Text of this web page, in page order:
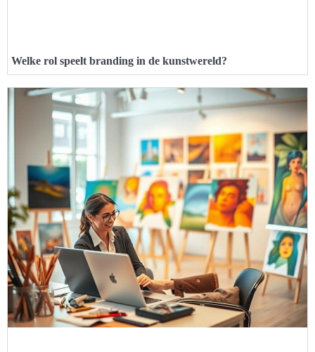
Welke rol speelt branding in de kunstwereld?